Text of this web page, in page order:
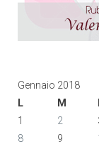
Gennaio 2018
L
M
1
2
8
9